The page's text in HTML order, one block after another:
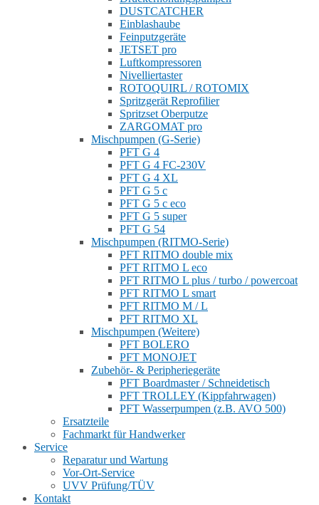
DUSTCATCHER
Einblashaube
Feinputzgeräte
JETSET pro
Luftkompressoren
Nivelliertaster
ROTOQUIRL / ROTOMIX
Spritzgerät Reprofilier
Spritzset Oberputze
ZARGOMAT pro
Mischpumpen (G-Serie)
PFT G 4
PFT G 4 FC-230V
PFT G 4 XL
PFT G 5 c
PFT G 5 c eco
PFT G 5 super
PFT G 54
Mischpumpen (RITMO-Serie)
PFT RITMO double mix
PFT RITMO L eco
PFT RITMO L plus / turbo / powercoat
PFT RITMO L smart
PFT RITMO M / L
PFT RITMO XL
Mischpumpen (Weitere)
PFT BOLERO
PFT MONOJET
Zubehör- & Peripheriegeräte
PFT Boardmaster / Schneidetisch
PFT TROLLEY (Kippfahrwagen)
PFT Wasserpumpen (z.B. AVO 500)
Ersatzteile
Fachmarkt für Handwerker
Service
Reparatur und Wartung
Vor-Ort-Service
UVV Prüfung/TÜV
Kontakt